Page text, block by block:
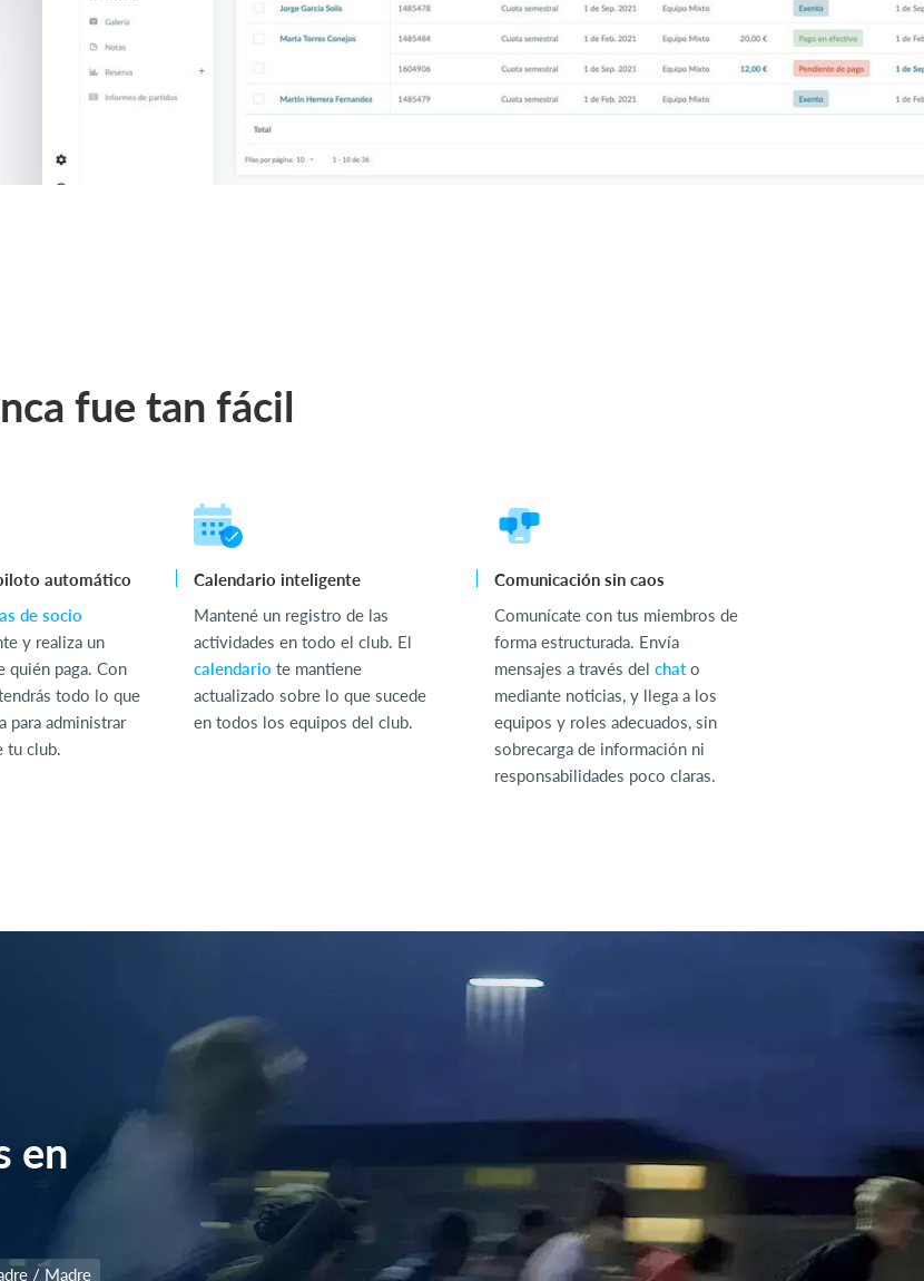
fue tan fácil
automático
de socio
y realiza un
quién paga. Con
todo lo que
para administrar
tu club.
Calendario inteligente
Mantené un registro de las
actividades en todo el club. El
calendario te mantiene
actualizado sobre lo que sucede
en todos los equipos del club.
Comunicación sin caos
Comunícate con tus miembros de
forma estructurada. Envía
mensajes a través del chato
mediante noticias, y llega a los
equipos y roles adecuados, sin
sobrecarga de información ni
responsabilidades poco claras.
en
/ Madre